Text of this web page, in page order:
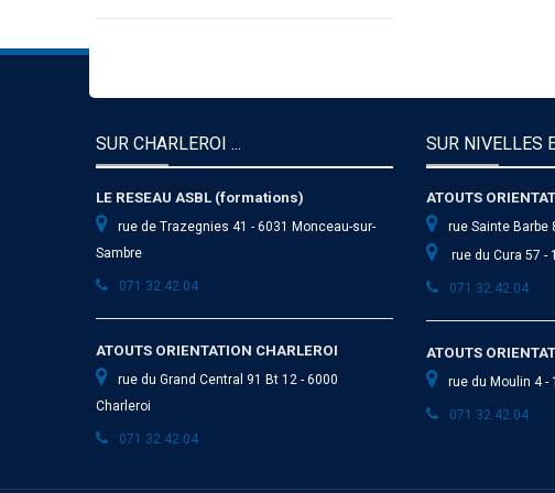
SUR CHARLEROI ...
LE RESEAU ASBL (formations)
rue de Trazegnies 41 - 6031 Monceau-sur-
Sambre
071 32.42.04
ATOUTS ORIENTATION CHARLEROI
rue du Grand Central 91 Bt 12 - 6000
Charleroi
071 32.42.04
SUR NIVELLES
ATOUTS
rue Sainte Barbe
rue du Cura 57 -
071 32.42.04
ATOUTS
rue du Moulin 4 -
071 32.42.04